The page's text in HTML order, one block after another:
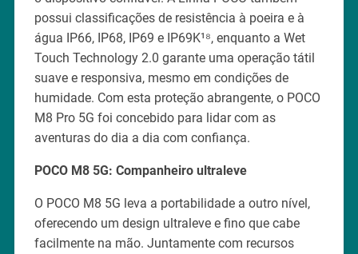
possui classificações de resistência à poeira e à
água IP66, IP68, IP69 e IP69K¹⁸, enquanto a Wet
Touch Technology 2.0 garante uma operação tátil
suave e responsiva, mesmo em condições de
humidade. Com esta proteção abrangente, o POCO
M8 Pro 5G foi concebido para lidar com as
aventuras do dia a dia com confiança.
POCO M8 5G: Companheiro ultraleve
O POCO M8 5G leva a portabilidade a outro nível,
oferecendo um design ultraleve e fino que cabe
facilmente na mão. Juntamente com recursos